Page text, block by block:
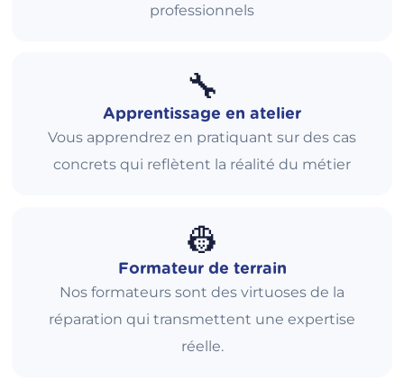
professionnels
🔧
Apprentissage en atelier
Vous apprendrez en pratiquant sur des cas
concrets qui reflètent la réalité du métier
👷
Formateur de terrain
Nos formateurs sont des virtuoses de la
réparation qui transmettent une expertise
réelle.